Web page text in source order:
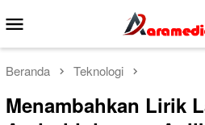
ke
kontenMobile
Beranda Teknologi
Menambahkan Lirik